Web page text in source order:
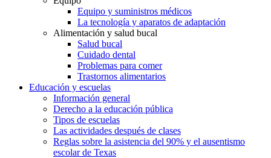
Equipo y suministros médicos
La tecnología y aparatos de adaptación
Alimentación y salud bucal
Salud bucal
Cuidado dental
Problemas para comer
Trastornos alimentarios
Educación y escuelas
Información general
Derecho a la educación pública
Tipos de escuelas
Las actividades después de clases
Reglas sobre la asistencia del 90% y el ausentismo
escolar de Texas